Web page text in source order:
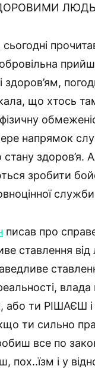
ЗДОРОВИМИ
що хтось
напрямок
стану здоров’я.
зробити
писав про
ставлення
влада
або ти РІШАЄШ і
ти сильно
робиш все по
пох..їзм і у